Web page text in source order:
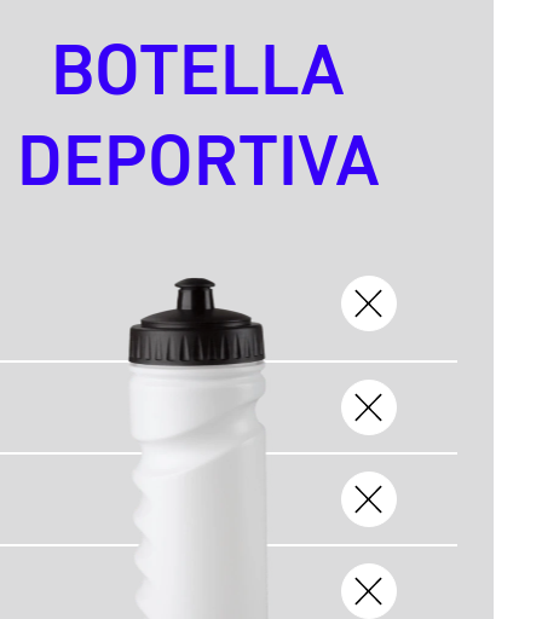
BOTELLA
DEPORTIVA